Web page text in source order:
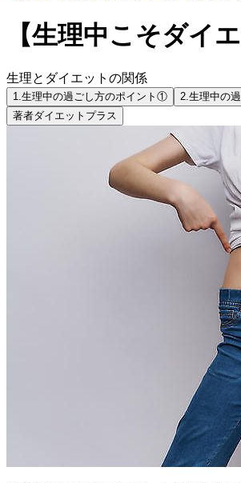
【生理中こそダイ
生理とダイエットの関係
1.生理中の過ごし方のポイント① 2.生理中の
著者ダイエットプラス